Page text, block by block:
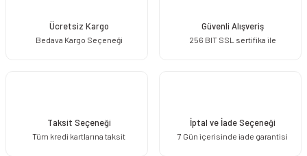
Ücretsiz Kargo
Bedava Kargo Seçeneği
Güvenli Alışveriş
256 BIT SSL sertifika ile
Taksit Seçeneği
Tüm kredi kartlarına taksit
İptal ve İade Seçeneği
7 Gün içerisinde iade garantisi